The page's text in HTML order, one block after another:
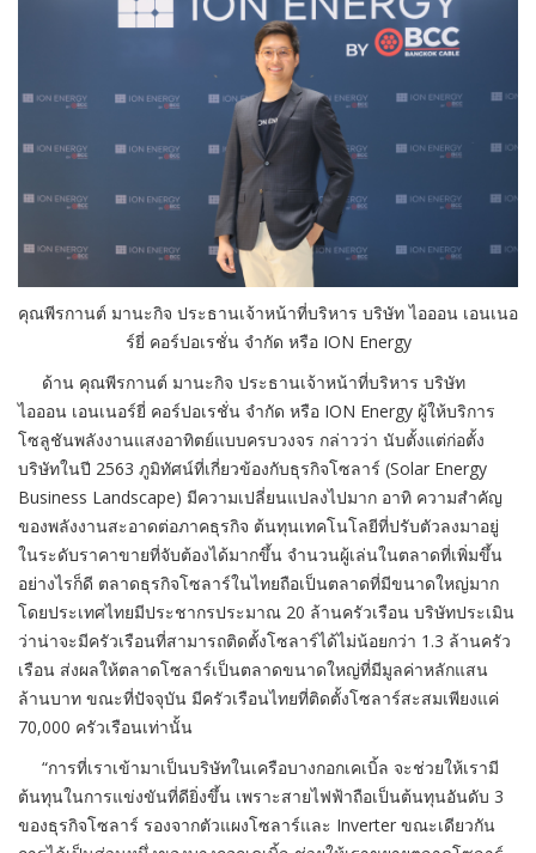
คุณพีรกานต์ มานะกิจ ประธานเจ้าหน้าที่บริหาร บริษัท ไอออน เอนเนอ
ร์ยี่ คอร์ปอเรชั่น จำกัด หรือ ION Energy
ด้าน คุณพีรกานต์ มานะกิจ ประธานเจ้าหน้าที่บริหาร บริษัท
ไอออน เอนเนอร์ยี่ คอร์ปอเรชั่น จำกัด หรือ ION Energy ผู้ให้บริการ
โซลูชันพลังงานแสงอาทิตย์แบบครบวงจร กล่าวว่า นับตั้งแต่ก่อตั้ง
บริษัทในปี 2563 ภูมิทัศน์ที่เกี่ยวข้องกับธุรกิจโซลาร์ (Solar Energy
Business​ Landscape) มีความเปลี่ยนแปลงไปมาก อาทิ ความสำคัญ
ของพลังงานสะอาดต่อภาคธุรกิจ ต้นทุนเทคโนโลยีที่ปรับตัวลงมาอยู่
ในระดับราคาขายที่จับต้องได้มากขึ้น จำนวนผู้เล่นในตลาดที่เพิ่มขึ้น
อย่างไรก็ดี ตลาดธุรกิจโซลาร์ในไทยถือเป็นตลาดที่มีขนาดใหญ่มาก
โดยประเทศไทยมีประชากรประมาณ 20 ล้านครัวเรือน บริษัทประเมิน
ว่าน่าจะมีครัวเรือนที่สามารถติดตั้งโซลาร์ได้ไม่น้อยกว่า 1.3 ล้านครัว
เรือน ส่งผลให้ตลาดโซลาร์เป็นตลาดขนาดใหญ่ที่มีมูลค่าหลักแสน
ล้านบาท ขณะที่ปัจจุบัน มีครัวเรือนไทยที่ติดตั้งโซลาร์สะสมเพียงแค่
70,000 ครัวเรือนเท่านั้น
“การที่เราเข้ามาเป็นบริษัทในเครือบางกอกเคเบิ้ล จะช่วยให้เรามี
ต้นทุนในการแข่งขันที่ดียิ่งขึ้น เพราะสายไฟฟ้าถือเป็นต้นทุนอันดับ 3
ของธุรกิจโซลาร์ รองจากตัวแผงโซลาร์และ Inverter ขณะเดียวกัน